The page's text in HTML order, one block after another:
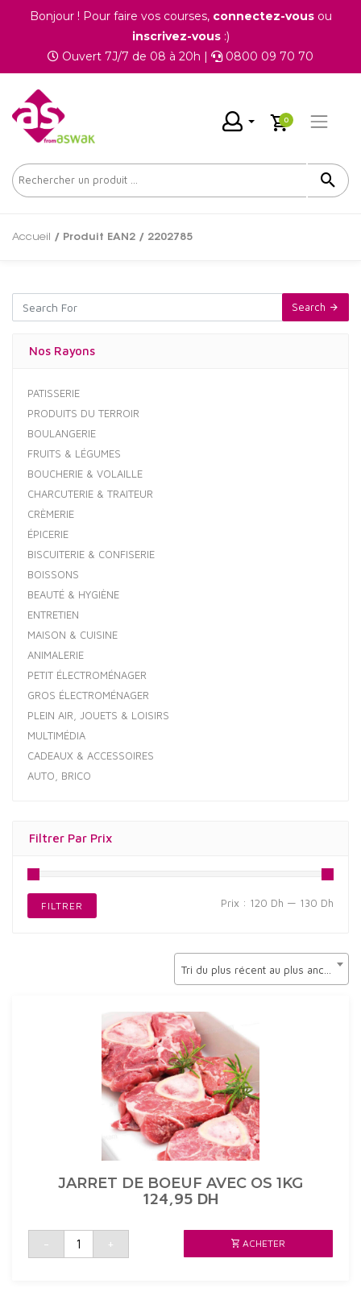
Bonjour ! Pour faire vos courses, connectez-vousou
inscrivez-vous:)
Ouvert 7J/7 de 08 à 20h |
0800 09 70 70
0
Accueil / Produit EAN2 / 2202785
Search
Nos Rayons
PATISSERIE
PRODUITS DU TERROIR
BOULANGERIE
FRUITS & LÉGUMES
BOUCHERIE & VOLAILLE
CHARCUTERIE & TRAITEUR
CRÈMERIE
ÉPICERIE
BISCUITERIE & CONFISERIE
BOISSONS
BEAUTÉ & HYGIÈNE
ENTRETIEN
MAISON & CUISINE
ANIMALERIE
PETIT ÉLECTROMÉNAGER
GROS ÉLECTROMÉNAGER
PLEIN AIR, JOUETS & LOISIRS
MULTIMÉDIA
CADEAUX & ACCESSOIRES
AUTO, BRICO
Filtrer Par Prix
FILTRER Prix : 120 Dh — 130 Dh
JARRET DE BOEUF AVEC OS 1KG
124,95 DH
-
quantité
JARRET
+ ACHETER